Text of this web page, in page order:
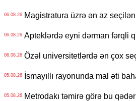
06.08.26Magistratura üzrə ən az
06.08.26Apteklərdə eyni dərman fərqli
06.08.26Özəl universitetlərdə ən çox
05.08.26İsmayıllı rayonunda mal əti
05.08.26Metrodakı təmirə görə bu